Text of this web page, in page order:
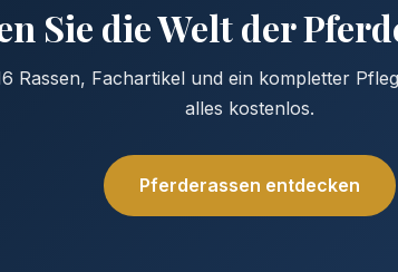
Sie die Welt der
Rassen, Fachartikel und ein kompletter
alles kostenlos.
Pferderassen entdecken